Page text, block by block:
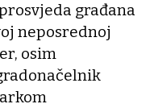
građana
neposrednoj
osim